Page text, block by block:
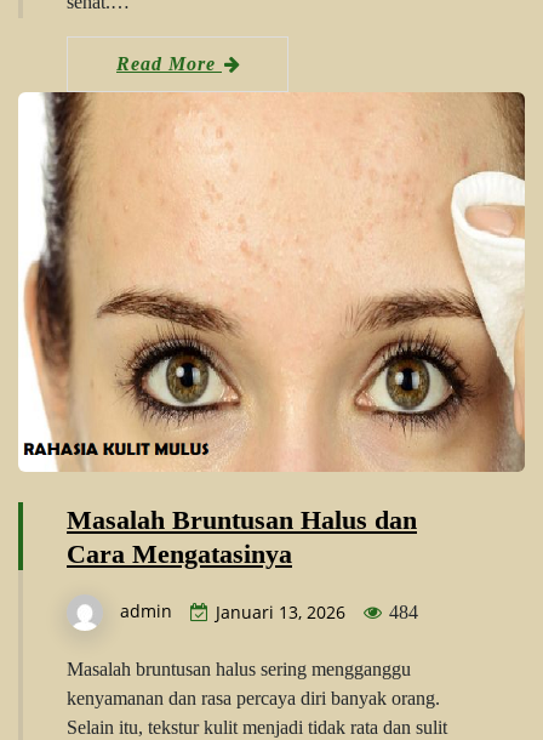
Read More
Masalah Bruntusan Halus dan
Cara Mengatasinya
admin Januari 13, 2026 484
Masalah bruntusan halus sering mengganggu
kenyamanan dan rasa percaya diri banyak orang.
Selain itu, tekstur kulit menjadi tidak rata dan sulit